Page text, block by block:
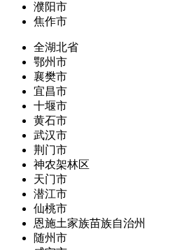
濮阳市
焦作市
全湖北省
鄂州市
襄樊市
宜昌市
十堰市
黄石市
武汉市
荆门市
神农架林区
天门市
潜江市
仙桃市
恩施土家族苗族自治州
随州市